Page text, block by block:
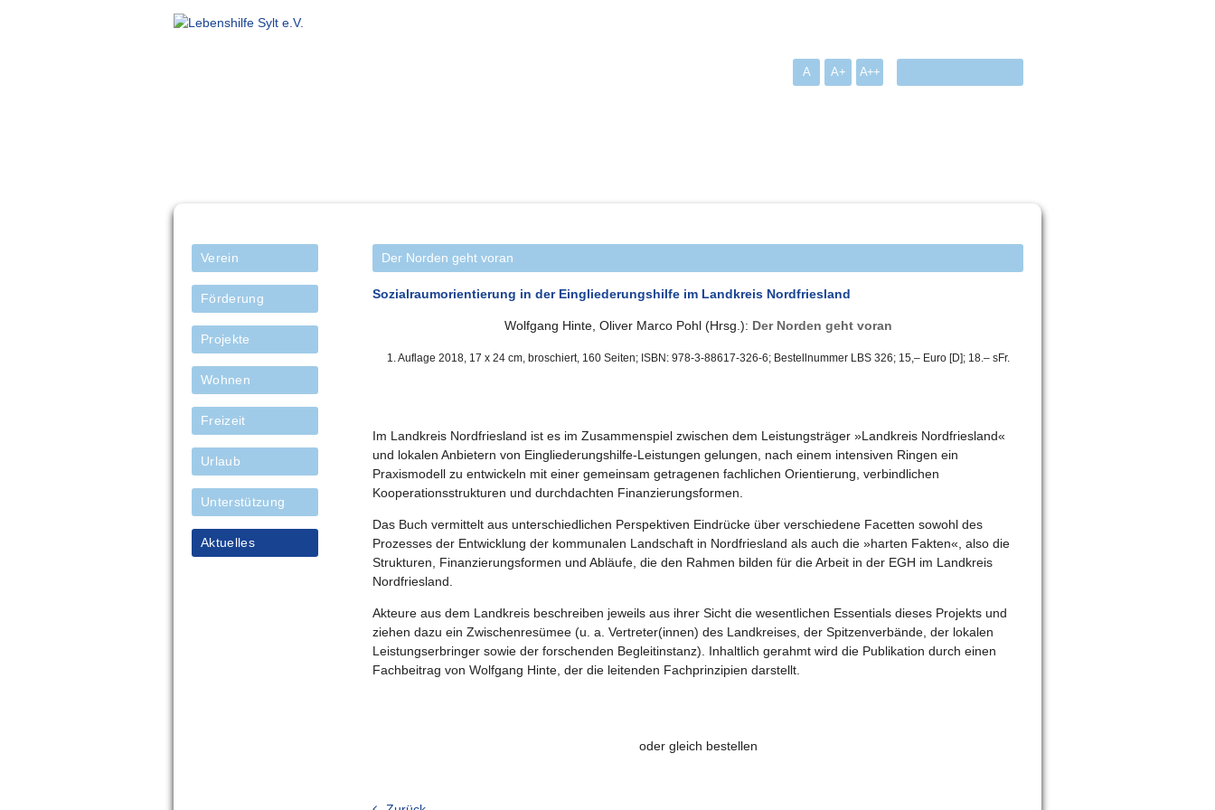
A A+ A++
Navigation
überspringen
Verein
Förderung
Projekte
Wohnen
Freizeit
Urlaub
Unterstützung
Aktuelles
Der Norden geht voran
Sozialraumorientierung in der Eingliederungshilfe im Landkreis Nordfriesland
Wolfgang Hinte, Oliver Marco Pohl (Hrsg.): Der Norden geht voran
1. Auflage 2018, 17 x 24 cm, broschiert, 160 Seiten; ISBN: 978-3-88617-326-6; Bestellnummer LBS 326; 15,– Euro [D]; 18.– sFr.
Im Landkreis Nordfriesland ist es im Zusammenspiel zwischen dem Leistungsträger »Landkreis Nordfriesland«
und lokalen Anbietern von Eingliederungshilfe-Leistungen gelungen, nach einem intensiven Ringen ein
Praxismodell zu entwickeln mit einer gemeinsam getragenen fachlichen Orientierung, verbindlichen
Kooperationsstrukturen und durchdachten Finanzierungsformen.
Das Buch vermittelt aus unterschiedlichen Perspektiven Eindrücke über verschiedene Facetten sowohl des
Prozesses der Entwicklung der kommunalen Landschaft in Nordfriesland als auch die »harten Fakten«, also die
Strukturen, Finanzierungsformen und Abläufe, die den Rahmen bilden für die Arbeit in der EGH im Landkreis
Nordfriesland.
Akteure aus dem Landkreis beschreiben jeweils aus ihrer Sicht die wesentlichen Essentials dieses Projekts und
ziehen dazu ein Zwischenresümee (u. a. Vertreter(innen) des Landkreises, der Spitzenverbände, der lokalen
Leistungserbringer sowie der forschenden Begleitinstanz). Inhaltlich gerahmt wird die Publikation durch einen
Fachbeitrag von Wolfgang Hinte, der die leitenden Fachprinzipien darstellt.
oder gleich bestellen